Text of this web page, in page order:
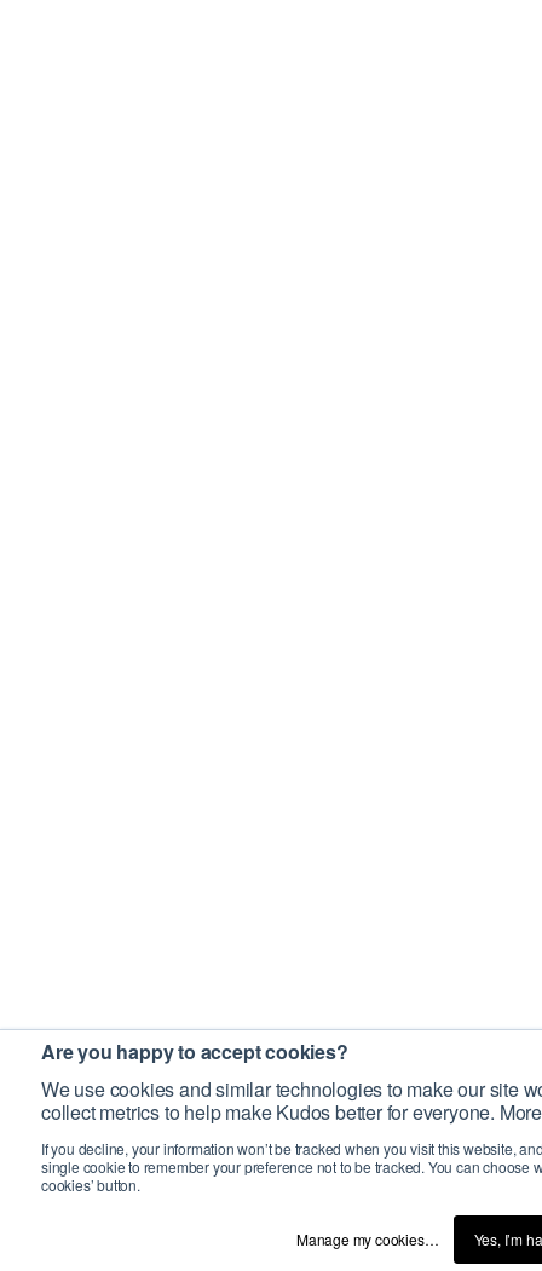
Are you happy to accept cookies?
We use cookies and similar technologies to make our site
collect metrics to help make Kudos better for everyone.
If you decline, your information won’t be tracked when you visit this website,
single cookie to remember your preference not to be tracked. You can choose
cookies’ button.
Manage my cookies… Yes, I’m